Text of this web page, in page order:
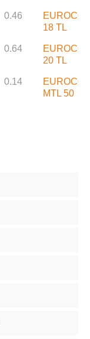
0.46
18 TL
0.64
20 TL
0.14
MTL 50